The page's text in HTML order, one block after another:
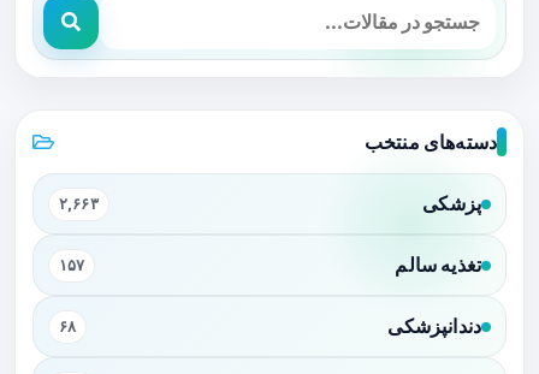
دسته‌های منتخب
پزشکی ۲,۶۶۳
تغذیه سالم ۱۵۷
دندانپزشکی ۶۸